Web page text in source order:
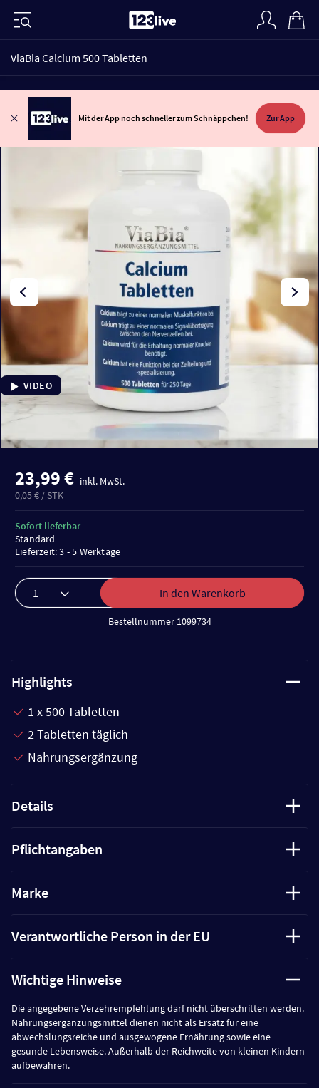
ViaBia Calcium 500 Tabletten
Mit der App noch schneller zum Schnäppchen! Zur App
VIDEO
23,99 € inkl. MwSt.
0,05 € / STK
In den Warenkorb
Bestellnummer 1099734
Sofort lieferbar
Standard
Lieferzeit: 3 - 5 Werktage
Highlights
1 x 500 Tabletten
2 Tabletten täglich
Nahrungsergänzung
Details
Pflichtangaben
Marke
Verantwortliche Person in der EU
Wichtige Hinweise
Die angegebene Verzehrempfehlung darf nicht überschritten werden.
Nahrungsergänzungsmittel dienen nicht als Ersatz für eine
abwechslungsreiche und ausgewogene Ernährung sowie eine
gesunde Lebensweise. Außerhalb der Reichweite von kleinen Kindern
aufbewahren.